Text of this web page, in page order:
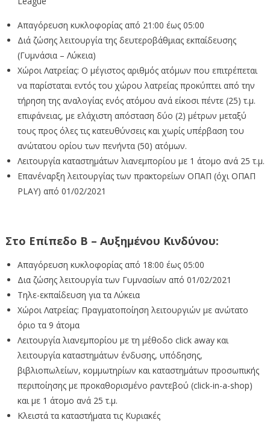
Απαγόρευση κυκλοφορίας από 21:00 έως 05:00
Διά ζώσης λειτουργία της δευτεροβάθμιας εκπαίδευσης
(Γυμνάσια – Λύκεια)
Χώροι Λατρείας: Ο μέγιστος αριθμός ατόμων που επιτρέπεται
να παρίσταται εντός του χώρου λατρείας προκύπτει από την
τήρηση της αναλογίας ενός ατόμου ανά είκοσι πέντε (25) τ.μ.
επιφάνειας, με ελάχιστη απόσταση δύο (2) μέτρων μεταξύ
τους προς όλες τις κατευθύνσεις και χωρίς υπέρβαση του
ανώτατου ορίου των πενήντα (50) ατόμων.
Λειτουργία καταστημάτων λιανεμπορίου με 1 άτομο ανά 25 τ.μ.
Επανέναρξη λειτουργίας των πρακτορείων ΟΠΑΠ (όχι ΟΠΑΠ
PLAY) από 01/02/2021
Στο Επίπεδο Β – Αυξημένου Κινδύνου:
Απαγόρευση κυκλοφορίας από 18:00 έως 05:00
Δια ζώσης λειτουργία των Γυμνασίων από 01/02/2021
Τηλε-εκπαίδευση για τα Λύκεια
Χώροι Λατρείας: Πραγματοποίηση λειτουργιών με ανώτατο
όριο τα 9 άτομα
Λειτουργία λιανεμπορίου με τη μέθοδο click away και
λειτουργία καταστημάτων ένδυσης, υπόδησης,
βιβλιοπωλείων, κομμωτηρίων και καταστημάτων προσωπικής
περιποίησης με προκαθορισμένο ραντεβού (click-in-a-shop)
και με 1 άτομο ανά 25 τ.μ.
Κλειστά τα καταστήματα τις Κυριακές